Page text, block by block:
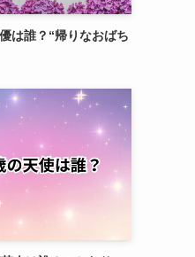
は誰？“帰りなおばち